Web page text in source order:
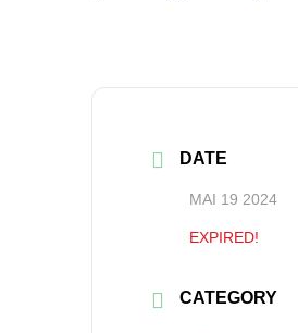
DATE
MAI 19 2024
EXPIRED!
CATEGORY